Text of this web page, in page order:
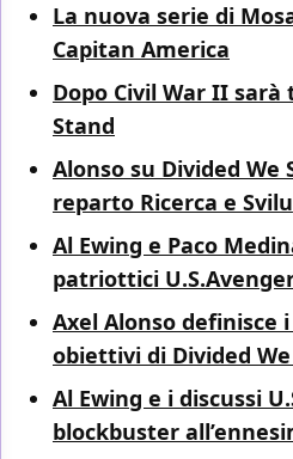
La nuova serie di
Capitan America
Dopo Civil War II sarà
Stand
Alonso su Divided We
reparto Ricerca e
Al Ewing e Paco
patriottici
Axel Alonso definisce
obiettivi di Divided
Al Ewing e i discussi
blockbuster